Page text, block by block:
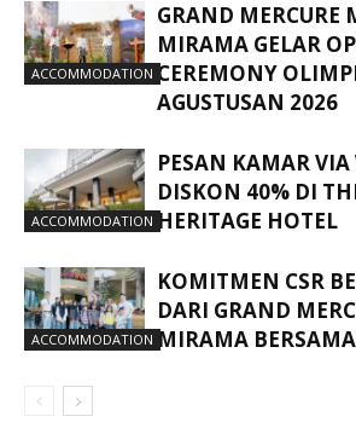
ACCOMMODATION
GRAND MERCURE
MIRAMA GELAR
CEREMONY
AGUSTUSAN 2026
ACCOMMODATION
PESAN KAMAR VIA
DISKON 40% DI
HERITAGE HOTEL
ACCOMMODATION
KOMITMEN CSR
DARI GRAND
MIRAMA